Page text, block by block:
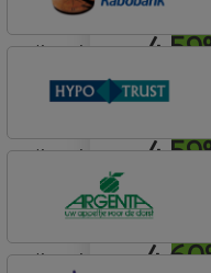
lineair
Plusvoorwaarden
lineair
Conneqt vh
Elan Plus
lineair